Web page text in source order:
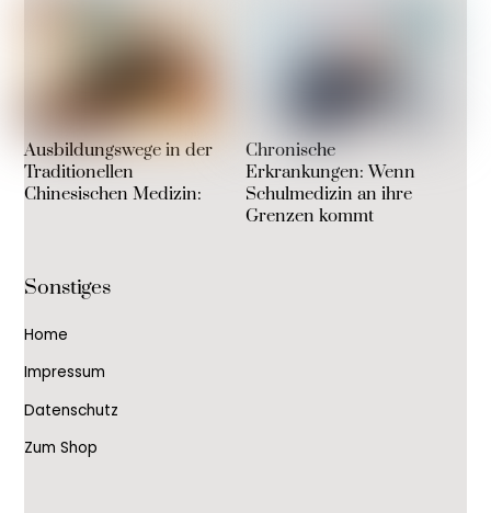
Ausbildungswege in der
Traditionellen
Chinesischen Medizin:
Chronische
Erkrankungen: Wenn
Schulmedizin an ihre
Grenzen kommt
Sonstiges
Home
Impressum
Datenschutz
Zum Shop